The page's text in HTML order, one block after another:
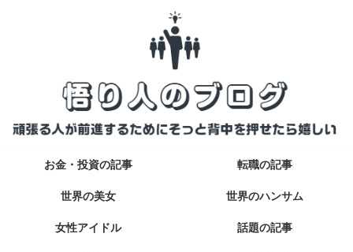
お金・投資の記事 転職の記事
世界の美女 世界のハンサム
女性アイドル 話題の記事